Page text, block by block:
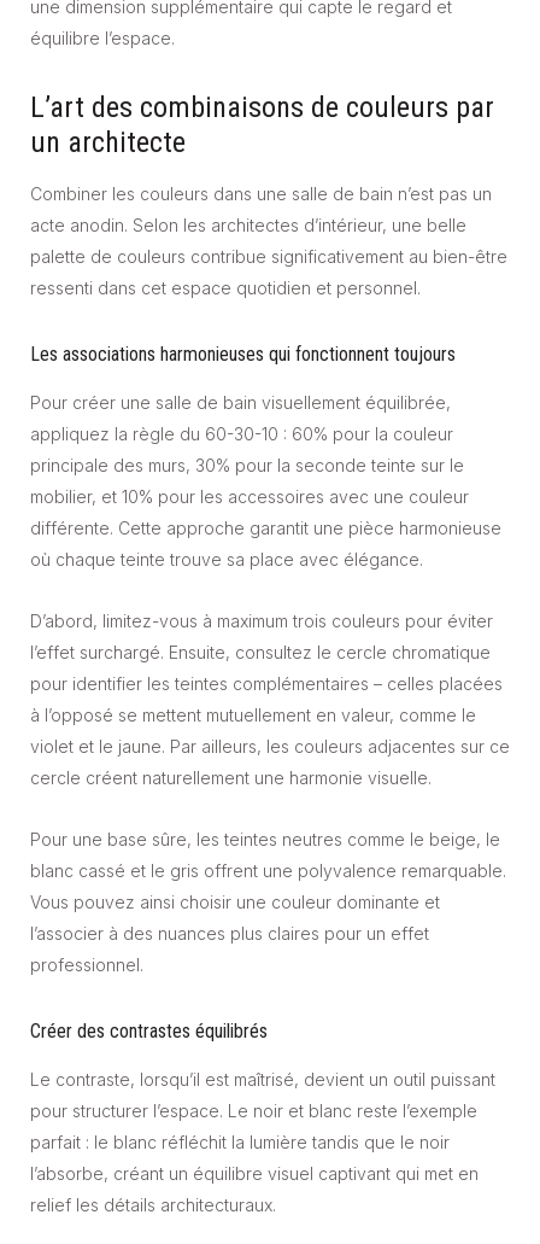
une dimension supplémentaire qui capte le regard et
équilibre l’espace.
L’art des combinaisons de couleurs par
un architecte
Combiner les couleurs dans une salle de bain n’est pas un
acte anodin. Selon les architectes d’intérieur, une belle
palette de couleurs contribue significativement au bien-être
ressenti dans cet espace quotidien et personnel.
Les associations harmonieuses qui fonctionnent toujours
Pour créer une salle de bain visuellement équilibrée,
appliquez la règle du 60-30-10 : 60% pour la couleur
principale des murs, 30% pour la seconde teinte sur le
mobilier, et 10% pour les accessoires avec une couleur
différente. Cette approche garantit une pièce harmonieuse
où chaque teinte trouve sa place avec élégance.
D’abord, limitez-vous à maximum trois couleurs pour éviter
l’effet surchargé. Ensuite, consultez le cercle chromatique
pour identifier les teintes complémentaires – celles placées
à l’opposé se mettent mutuellement en valeur, comme le
violet et le jaune. Par ailleurs, les couleurs adjacentes sur ce
cercle créent naturellement une harmonie visuelle.
Pour une base sûre, les teintes neutres comme le beige, le
blanc cassé et le gris offrent une polyvalence remarquable.
Vous pouvez ainsi choisir une couleur dominante et
l’associer à des nuances plus claires pour un effet
professionnel.
Créer des contrastes équilibrés
Le contraste, lorsqu’il est maîtrisé, devient un outil puissant
pour structurer l’espace. Le noir et blanc reste l’exemple
parfait : le blanc réfléchit la lumière tandis que le noir
l’absorbe, créant un équilibre visuel captivant qui met en
relief les détails architecturaux.